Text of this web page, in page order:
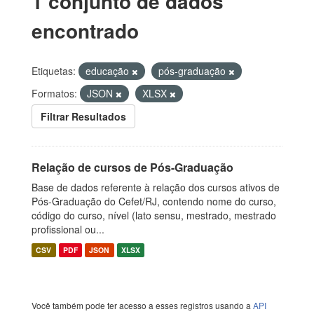
encontrado
Etiquetas: educação
pós-graduação
Formatos:
JSON
XLSX
Filtrar Resultados
Relação de cursos de Pós-Graduação
Base de dados referente à relação dos cursos ativos de
Pós-Graduação do Cefet/RJ, contendo nome do curso,
código do curso, nível (lato sensu, mestrado, mestrado
profissional ou...
CSV PDF JSON XLSX
Você também pode ter acesso a esses registros usando a API